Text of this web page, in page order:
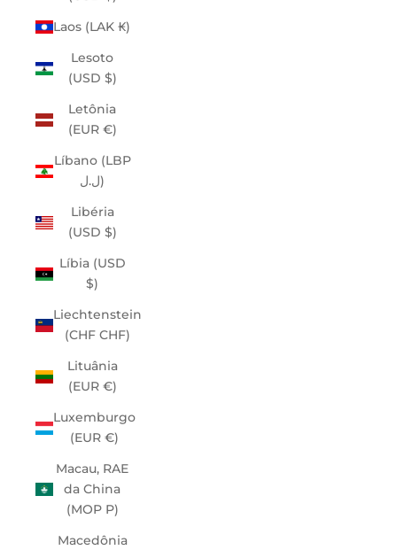
Laos (LAK ₭)
Lesoto
(USD $)
Letônia
(EUR €)
Líbano (LBP
ل.ل)
Libéria
(USD $)
Líbia (USD
$)
Liechtenstein
(CHF CHF)
Lituânia
(EUR €)
Luxemburgo
(EUR €)
Macau, RAE
da China
(MOP P)
Macedônia